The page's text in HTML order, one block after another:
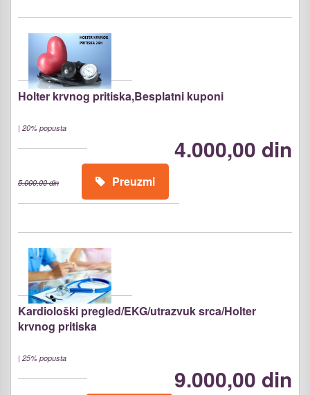
Holter krvnog pritiska,Besplatni kuponi
| 20% popusta
4.000,00 din
5.000,00 din Preuzmi
Kardiološki pregled/EKG/utrazvuk srca/Holter
krvnog pritiska
| 25% popusta
9.000,00 din